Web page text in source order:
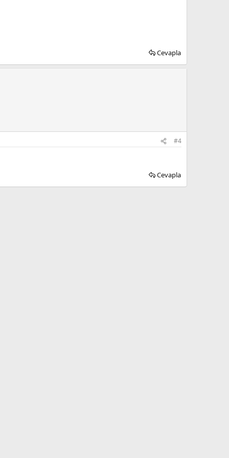
Cevapla
#4
Cevapla